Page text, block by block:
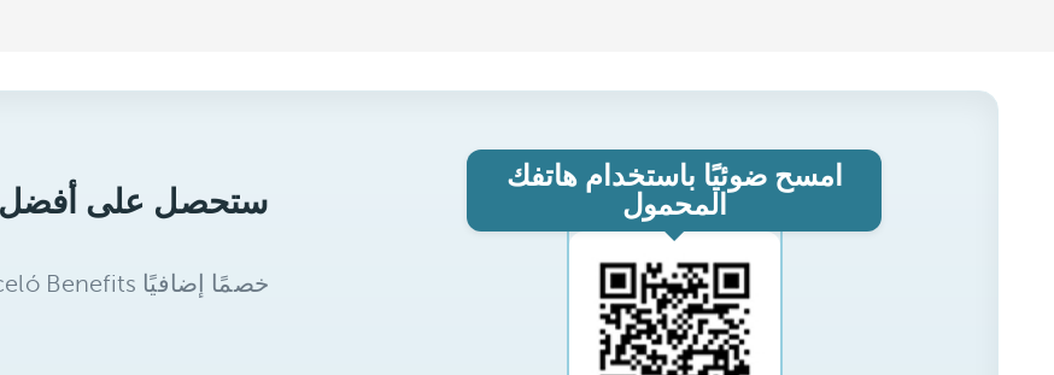
امسح ضوئيًا باستخدام هاتفك
المحمول